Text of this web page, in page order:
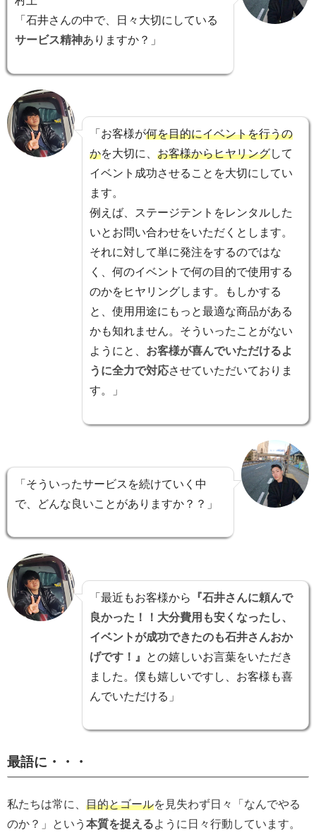
「石井さんの中で、日々大切にしている
サービス精神ありますか？」
「お客様が何を目的にイベントを行うの
かを大切に、 お客様からヒヤリングして
イベント成功させることを大切にしてい
ます。
例えば、ステージテントをレンタルした
いとお問い合わせをいただくとします。
それに対して単に発注をするのではな
く、何のイベントで何の目的で使用する
のかをヒヤリングします。もしかする
と、使用用途にもっと最適な商品がある
かも知れません。そういったことがない
ようにと、 お客様が喜んでいただけるよ
うに全力で対応させていただいておりま
す。」
「そういったサービスを続けていく中
で、どんな良いことがありますか？？」
「最近もお客様から
『石井さんに頼んで
良かった！！大分費用も安くなったし、
イベントが成功できたのも石井さんおか
げです！』
との嬉しいお言葉をいただき
ました。僕も嬉しいですし、お客様も喜
んでいただける」
最語に・・・
私たちは常に、 目的とゴールを見失わず日々「なんでやる
のか？」という 本質を捉えるように日々行動しています。